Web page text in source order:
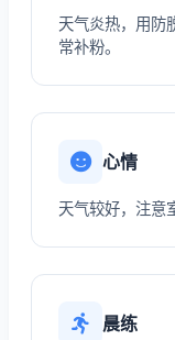
天气炎热，用防
常补粉。
心情
天气较好，注意
晨练